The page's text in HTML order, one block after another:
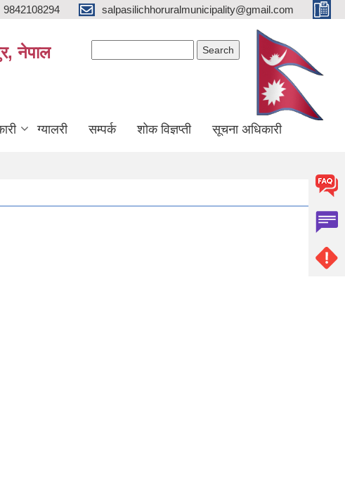
9842108294 salpasilichhoruralmunicipality@gmail.com
नेपाल
ग्यालरी सम्पर्क शोक विज्ञप्ती सूचना अधिकारी